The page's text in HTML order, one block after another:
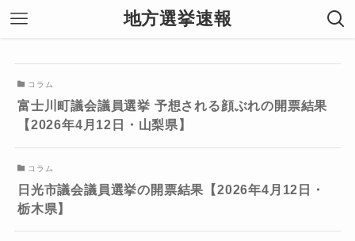
地方選挙速報
コラム
富士川町議会議員選挙 予想される顔ぶれの開票結果
【2026年4月12日・山梨県】
コラム
日光市議会議員選挙の開票結果【2026年4月12日・
栃木県】